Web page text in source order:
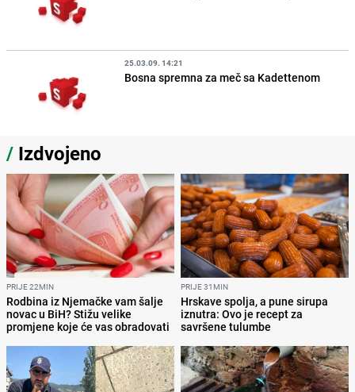
25.03.09. 14:21
Bosna spremna za meč sa Kadettenom
/ Izdvojeno
PRIJE 22MIN
Rodbina iz Njemačke vam šalje
novac u BiH? Stižu velike
promjene koje će vas obradovati
PRIJE 31MIN
Hrskave spolja, a pune sirupa
iznutra: Ovo je recept za
savršene tulumbe